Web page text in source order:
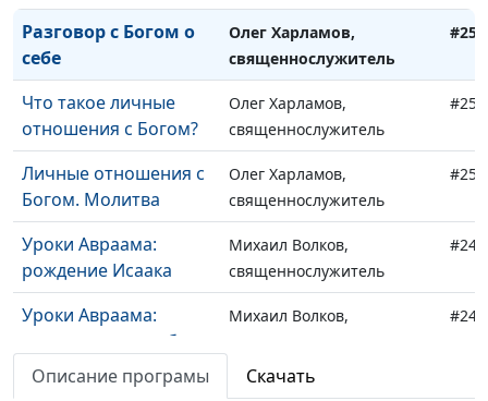
Разговор с Богом о
себе
Олег Харламов,
священнослужитель
#252
Что такое личные
отношения с Богом?
Олег Харламов,
священнослужитель
#251
Личные отношения с
Богом. Молитва
Олег Харламов,
священнослужитель
#250
Уроки Авраама:
рождение Исаака
Михаил Волков,
священнослужитель
#249
Уроки Авраама:
повторение ошибки
Михаил Волков,
#248
Молитва за Содом и
Михаил Волков,
Описание програмы Скачать